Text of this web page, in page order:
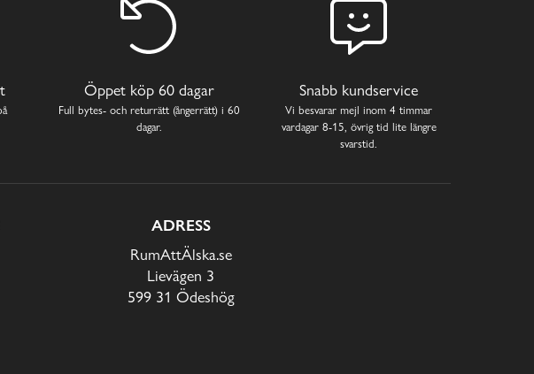
Öppet köp 60 dagar
Full bytes- och returrätt (ångerrätt) i 60
dagar.
Snabb kundservice
Vi besvarar mejl inom 4 timmar
vardagar 8-15, övrig tid lite längre
svarstid.
ADRESS
RumAttÄlska.se
Lievägen 3
599 31 Ödeshög